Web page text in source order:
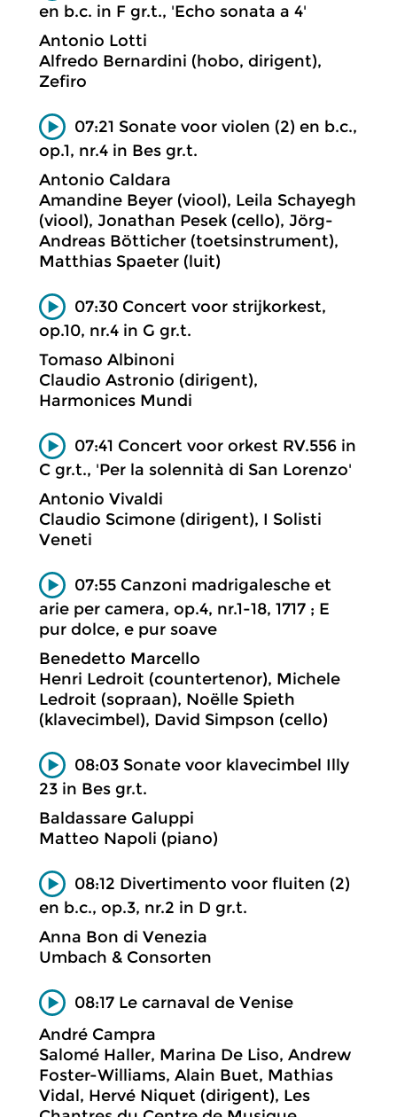
en b.c. in F gr.t., 'Echo sonata a 4'
Antonio Lotti
Alfredo Bernardini (hobo, dirigent),
Zefiro
07:21 Sonate voor violen (2) en b.c.,
op.1, nr.4 in Bes gr.t.
Antonio Caldara
Amandine Beyer (viool), Leila Schayegh
(viool), Jonathan Pesek (cello), Jörg-
Andreas Bötticher (toetsinstrument),
Matthias Spaeter (luit)
07:30 Concert voor strijkorkest,
op.10, nr.4 in G gr.t.
Tomaso Albinoni
Claudio Astronio (dirigent),
Harmonices Mundi
07:41 Concert voor orkest RV.556 in
C gr.t., 'Per la solennità di San Lorenzo'
Antonio Vivaldi
Claudio Scimone (dirigent), I Solisti
Veneti
07:55 Canzoni madrigalesche et
arie per camera, op.4, nr.1-18, 1717 ; E
pur dolce, e pur soave
Benedetto Marcello
Henri Ledroit (countertenor), Michele
Ledroit (sopraan), Noëlle Spieth
(klavecimbel), David Simpson (cello)
08:03 Sonate voor klavecimbel Illy
23 in Bes gr.t.
Baldassare Galuppi
Matteo Napoli (piano)
08:12 Divertimento voor fluiten (2)
en b.c., op.3, nr.2 in D gr.t.
Anna Bon di Venezia
Umbach & Consorten
08:17 Le carnaval de Venise
André Campra
Salomé Haller, Marina De Liso, Andrew
Foster-Williams, Alain Buet, Mathias
Vidal, Hervé Niquet (dirigent), Les